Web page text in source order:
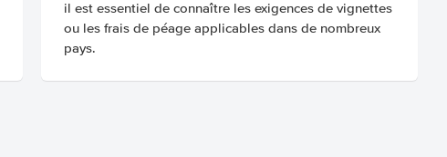
il est essentiel de connaître les exigences de vignettes
ou les frais de péage applicables dans de nombreux
pays.